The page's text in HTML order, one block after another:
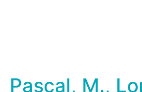
Pascal, M.,